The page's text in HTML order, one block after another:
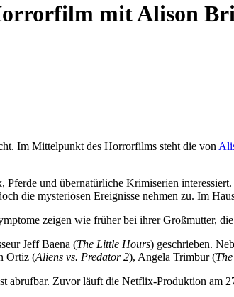
mit Alison
Im Mittelpunkt des Horrorfilms steht die von
Pferde und übernatürliche Krimiserien
die mysteriösen Ereignisse nehmen zu. Im
zeigen wie früher bei ihrer Großmutter,
Jeff Baena (The Little Hours) geschrieben.
Ortiz (Aliens vs. Predator 2), Angela Trimbur (
abrufbar. Zuvor läuft die Netflix-Produktion am